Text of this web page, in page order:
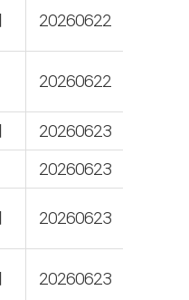
20260622
20260622
20260623
20260623
20260623
20260623